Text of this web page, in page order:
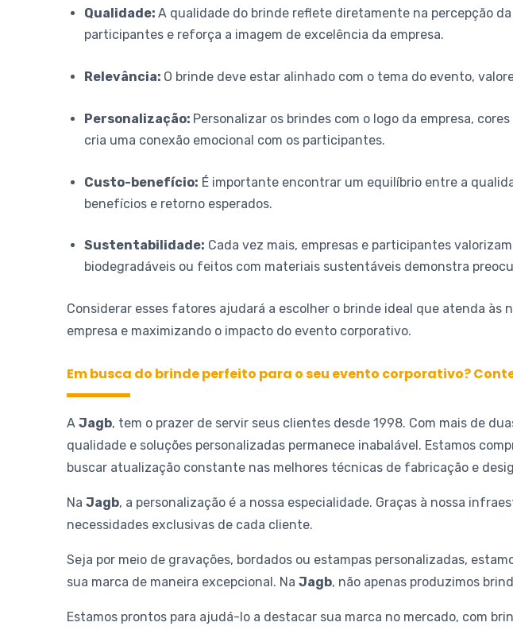
Qualidade:A qualidade do brinde reflete diretamente na percepção
participantes e reforça a imagem de excelência da empresa.
Relevância: O brinde deve estar alinhado com o tema do evento,
Personalização: Personalizar os brindes com o logo da empresa,
cria uma conexão emocional com os participantes.
Custo-benefício: É importante encontrar um equilíbrio entre a
benefícios e retorno esperados.
Sustentabilidade: Cada vez mais, empresas e participantes
biodegradáveis ou feitos com materiais sustentáveis demonstra
Considerar esses fatores ajudará a escolher o brinde ideal que atenda
empresa e maximizando o impacto do evento corporativo.
Em busca do brinde perfeito para o seu evento corporativo?
A Jagb, tem o prazer de servir seus clientes desde 1998. Com mais de
qualidade e soluções personalizadas permanece inabalável. Estamos
buscar atualização constante nas melhores técnicas de fabricação e
Na Jagb, a personalização é a nossa especialidade. Graças à nossa
necessidades exclusivas de cada cliente.
Seja por meio de gravações, bordados ou estampas personalizadas,
sua marca de maneira excepcional. Na Jagb, não apenas produzimos
Estamos prontos para ajudá-lo a destacar sua marca no mercado, com